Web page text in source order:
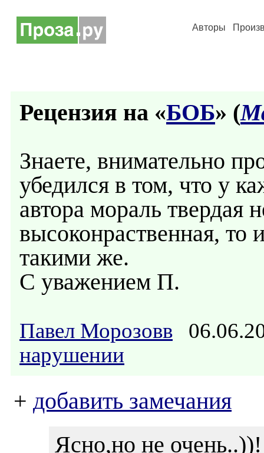
Авторы
Рецензия на «БОБ» (
Знаете, внимательно
убедился в том, что у
автора мораль твердая
высоконраственная, то
такими же.
С уважением П.
Павел Морозовв
нарушении
+ добавить замечания
Ясно,но не